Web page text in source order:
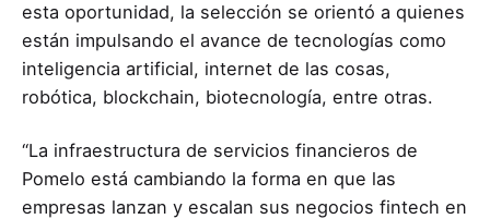
esta oportunidad, la selección se orientó a quienes
están impulsando el avance de tecnologías como
inteligencia artificial, internet de las cosas,
robótica, blockchain, biotecnología, entre otras.
“La infraestructura de servicios financieros de
Pomelo está cambiando la forma en que las
empresas lanzan y escalan sus negocios fintech en